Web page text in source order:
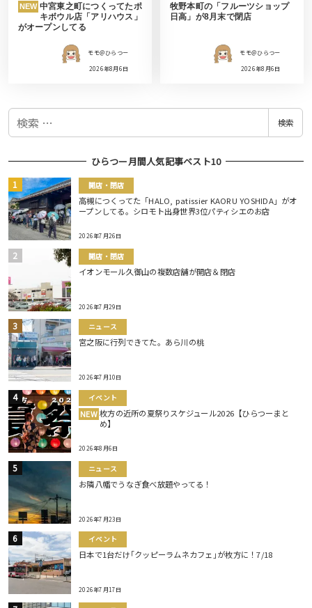
NEW 中宮東之町につくってたポ
キボウル店「アリハウス」
がオープンしてる
モモ＠ひらつー
2026年8月6日
牧野本町の「フルーツショップ
日高」が8月末で閉店
モモ＠ひらつー
2026年8月6日
検
検索
ひらつー月間人気記事ベスト10
開店・閉店
高槻につくってた「HALO, patissier KAORU YOSHIDA」がオ
ープンしてる。シロモト出身世界3位パティシエのお店
2026年7月26日
開店・閉店
イオンモール久御山の複数店舗が開店＆閉店
2026年7月29日
ニュース
宮之阪に行列できてた。あら川の桃
2026年7月10日
イベント
NEW 枚方の近所の夏祭りスケジュール2026【ひらつーまと
め】
2026年8月6日
ニュース
お隣八幡でうなぎ食べ放題やってる！
2026年7月23日
イベント
日本で1台だけ｢クッピーラムネカフェ｣が枚方に！7/18
2026年7月17日